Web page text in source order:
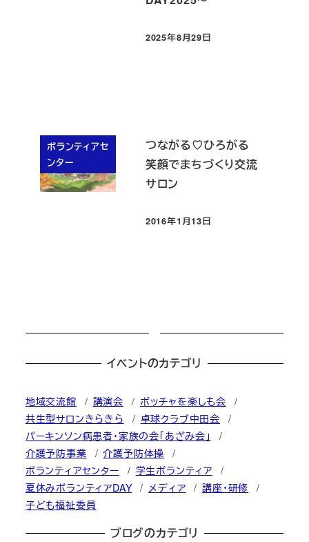
投稿日
2025年8月29日
ボランティアセ
ンター
つながる♡ひろがる
笑顔でまちづくり交流
サロン
投稿日
2016年1月13日
イベントのカテゴリ
地域交流館 講演会
ボッチャを楽しも会
共生型サロンきらきら
卓球クラブ中田会
パーキンソン病患者・家族の会「あざみ会」
介護予防事業
介護予防体操
ボランティアセンター
学生ボランティア
夏休みボランティアDAY
メディア
講座・研修
子ども福祉委員
ブログのカテゴリ